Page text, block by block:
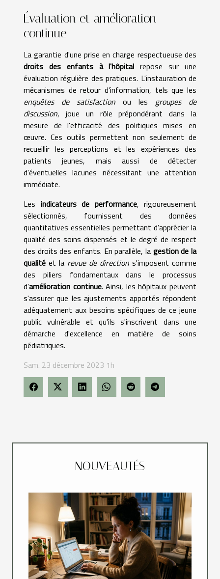
Évaluation et amélioration
continue
La garantie d'une prise en charge respectueuse des
droits des enfants à l'hôpital repose sur une
évaluation régulière des pratiques. L'instauration de
mécanismes de retour d'information, tels que les
enquêtes de satisfaction ou les groupes de
discussion, joue un rôle prépondérant dans la
mesure de l'efficacité des politiques mises en
œuvre. Ces outils permettent non seulement de
recueillir les perceptions et les expériences des
patients jeunes, mais aussi de détecter
d'éventuelles lacunes nécessitant une attention
immédiate.
Les indicateurs de performance, rigoureusement
sélectionnés, fournissent des données
quantitatives essentielles permettant d'apprécier la
qualité des soins dispensés et le degré de respect
des droits des enfants. En parallèle, la gestion de la
qualité et la revue de direction s'imposent comme
des piliers fondamentaux dans le processus
d'amélioration continue. Ainsi, les hôpitaux peuvent
s'assurer que les ajustements apportés répondent
adéquatement aux besoins spécifiques de ce jeune
public vulnérable et qu'ils s'inscrivent dans une
démarche d'excellence en matière de soins
pédiatriques.
Sam. 23 décembre 2023 1h
NOUVEAUTÉS